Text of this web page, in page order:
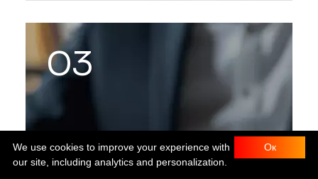
gewährleistet werden.
Ок
We use cookies to improve your experience with
our site, including analytics and personalization.